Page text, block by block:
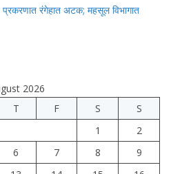
रंगेहात अटक; महसूल विभागात
2026
T F S
S
1
2
6 7 8
9